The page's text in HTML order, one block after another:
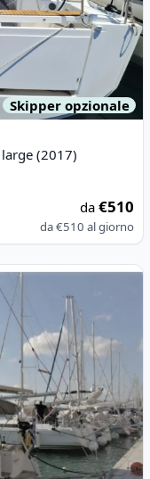
Skipper opzionale
large (2017)
da€510
da€510 al giorno
51 Cruiser (2009)